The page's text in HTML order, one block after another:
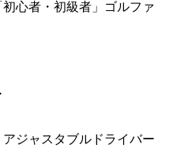
心者・初級者」ゴルファ
ジャスタブルドライバー